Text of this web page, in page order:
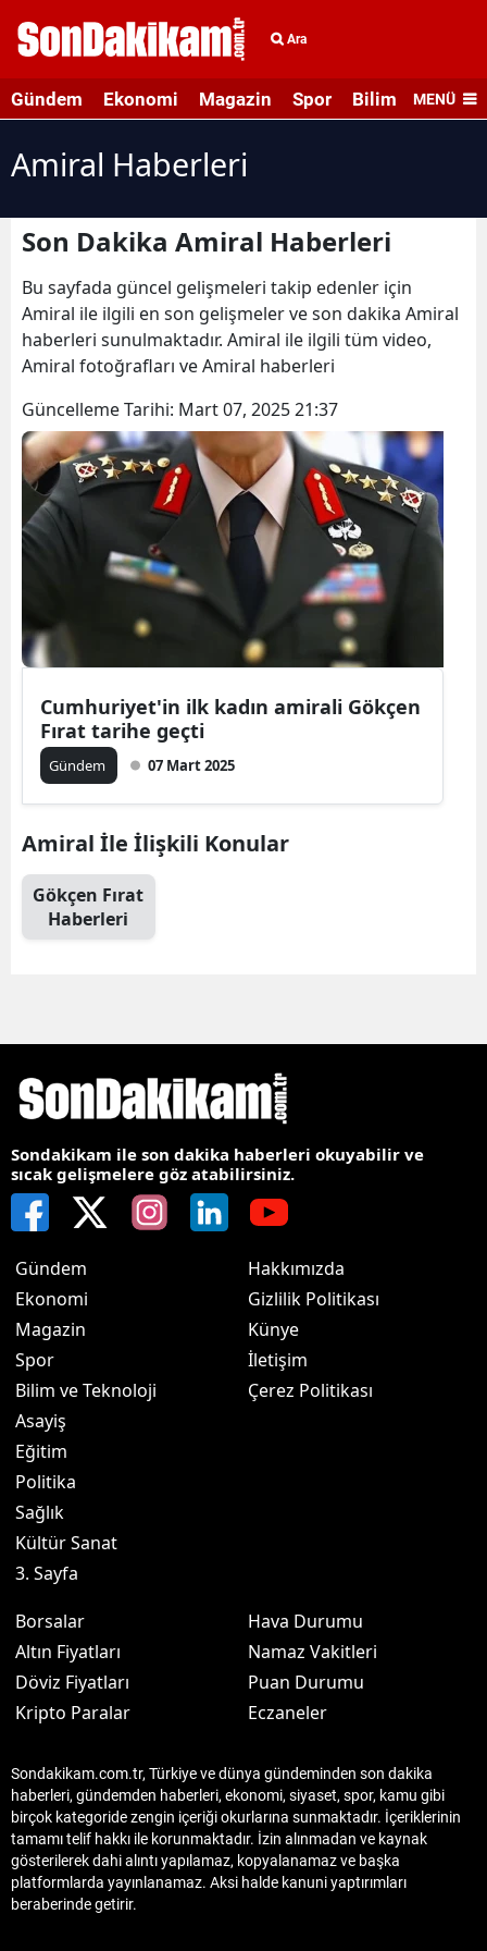
Ara
Gündem Ekonomi Magazin Spor Bilim veMENÜ
Amiral Haberleri
Son Dakika Amiral Haberleri
Bu sayfada güncel gelişmeleri takip edenler için
Amiral ile ilgili en son gelişmeler ve son dakika Amiral
haberleri sunulmaktadır. Amiral ile ilgili tüm video,
Amiral fotoğrafları ve Amiral haberleri
Güncelleme Tarihi: Mart 07, 2025 21:37
Cumhuriyet'in ilk kadın amirali Gökçen
Fırat tarihe geçti
Gündem 07 Mart 2025
Amiral İle İlişkili Konular
Gökçen Fırat
Haberleri
Sondakikam ile son dakika haberleri okuyabilir ve
sıcak gelişmelere göz atabilirsiniz.
Gündem
Ekonomi
Magazin
Spor
Bilim ve Teknoloji
Asayiş
Eğitim
Politika
Sağlık
Kültür Sanat
3. Sayfa
Hakkımızda
Gizlilik Politikası
Künye
İletişim
Çerez Politikası
Borsalar
Altın Fiyatları
Döviz Fiyatları
Kripto Paralar
Hava Durumu
Namaz Vakitleri
Puan Durumu
Eczaneler
Sondakikam.com.tr, Türkiye ve dünya gündeminden son dakika
haberleri, gündemden haberleri, ekonomi, siyaset, spor, kamu gibi
birçok kategoride zengin içeriği okurlarına sunmaktadır. İçeriklerinin
tamamı telif hakkı ile korunmaktadır. İzin alınmadan ve kaynak
gösterilerek dahi alıntı yapılamaz, kopyalanamaz ve başka
platformlarda yayınlanamaz. Aksi halde kanuni yaptırımları
beraberinde getirir.